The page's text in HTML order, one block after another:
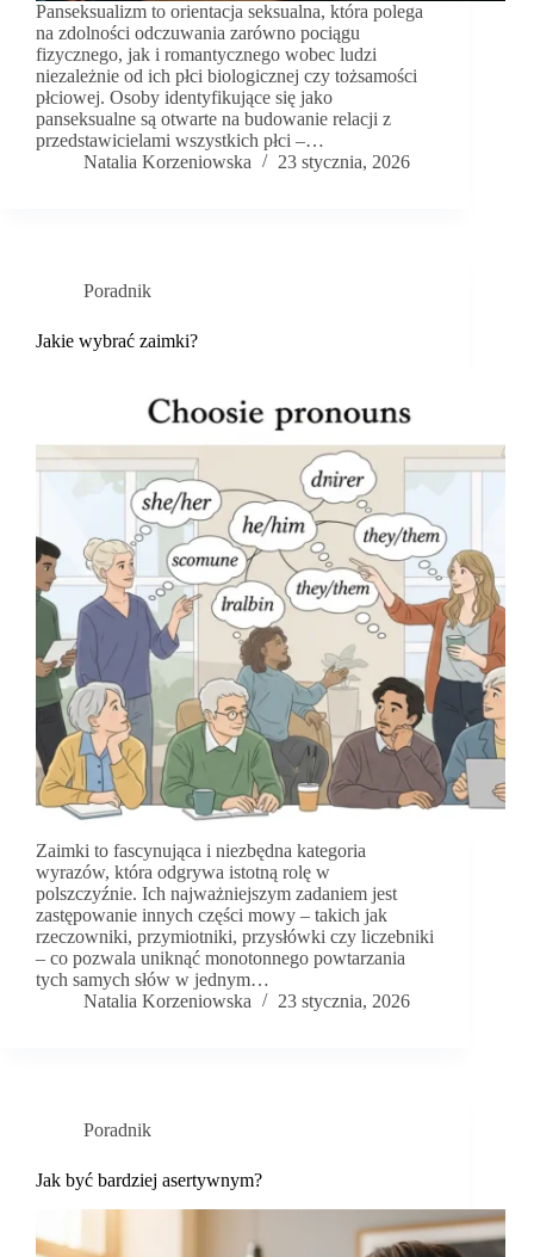
Panseksualizm to orientacja seksualna, która polega
na zdolności odczuwania zarówno pociągu
fizycznego, jak i romantycznego wobec ludzi
niezależnie od ich płci biologicznej czy tożsamości
płciowej. Osoby identyfikujące się jako
panseksualne są otwarte na budowanie relacji z
przedstawicielami wszystkich płci –…
Natalia Korzeniowska
23 stycznia, 2026
Poradnik
Jakie wybrać zaimki?
Zaimki to fascynująca i niezbędna kategoria
wyrazów, która odgrywa istotną rolę w
polszczyźnie. Ich najważniejszym zadaniem jest
zastępowanie innych części mowy – takich jak
rzeczowniki, przymiotniki, przysłówki czy liczebniki
– co pozwala uniknąć monotonnego powtarzania
tych samych słów w jednym…
Natalia Korzeniowska
23 stycznia, 2026
Poradnik
Jak być bardziej asertywnym?